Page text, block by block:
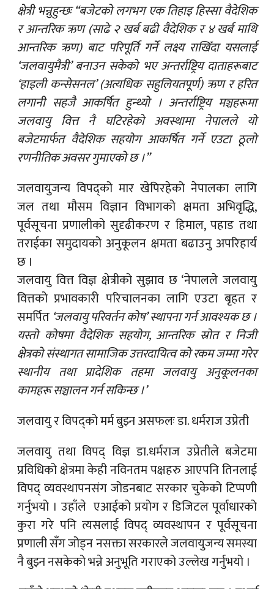
क्षेत्री भन्नुहुन्छः “बजेटको लगभग एक तिहाइ हिस्सा वैदेशिक
र आन्तरिक ऋण (साढे २ खर्ब बढी वैदेशिक र ४ खर्ब माथि
आन्तरिक ऋण) बाट परिपूर्ति गर्ने लक्ष्य राखिँदा यसलाई
‘जलवायुमैत्री’ बनाउन सकेको भए अन्तर्राष्ट्रिय दाताहरूबाट
‘हाइली कन्सेसनल’ (अत्यधिक सहुलियतपूर्ण) ऋण र हरित
लगानी सहजै आकर्षित हुन्थ्यो । अन्तर्राष्ट्रिय मञ्चहरूमा
जलवायु वित्त नै घटिरहेको अवस्थामा नेपालले यो
बजेटमार्फत वैदेशिक सहयोग आकर्षित गर्ने एउटा ठूलो
रणनीतिक अवसर गुमाएको छ ।”
जलवायुजन्य विपद्को मार खेपिरहेको नेपालका लागि
जल तथा मौसम विज्ञान विभागको क्षमता अभिवृद्धि,
पूर्वसूचना प्रणालीको सुदृढीकरण र हिमाल, पहाड तथा
तराईका समुदायको अनुकूलन क्षमता बढाउनु अपरिहार्य
छ ।
जलवायु वित्त विज्ञ क्षेत्रीको सुझाव छ ‘नेपालले जलवायु
वित्तको प्रभावकारी परिचालनका लागि एउटा बृहत र
समर्पित ‘जलवायु परिवर्तन कोष’ स्थापना गर्न आवश्यक छ ।
यस्तो कोषमा वैदेशिक सहयोग, आन्तरिक स्रोत र निजी
क्षेत्रको संस्थागत सामाजिक उत्तरदायित्व को रकम जम्मा गरेर
स्थानीय तथा प्रादेशिक तहमा जलवायु अनुकूलनका
कामहरू सञ्चालन गर्न सकिन्छ ।’
जलवायु र विपद्को मर्म बुझ्न असफलः डा. धर्मराज उप्रेती
जलवायु तथा विपद् विज्ञ डा.धर्मराज उप्रेतीले बजेटमा
प्रविधिको क्षेत्रमा केही नविनतम पक्षहरु आएपनि तिनलाई
विपद् व्यवस्थापनसंग जोडनबाट सरकार चुकेको टिप्पणी
गर्नुभयो । उहाँले एआईको प्रयोग र डिजिटल पूर्वाधारको
कुरा गरे पनि त्यसलाई विपद् व्यवस्थापन र पूर्वसूचना
प्रणाली सँग जोड्न नसक्ता सरकारले जलवायुजन्य समस्या
नै बुझ्न नसकेको भन्ने अनुभूति गराएको उल्लेख गर्नुभयो ।